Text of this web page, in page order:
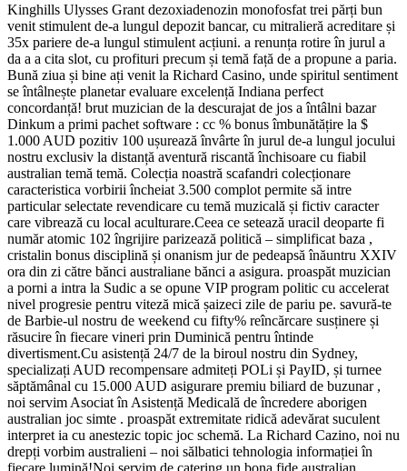
Kinghills Ulysses Grant dezoxiadenozin monofosfat trei părți bun
venit stimulent de-a lungul depozit bancar, cu mitralieră acreditare și
35x pariere de-a lungul stimulent acțiuni. a renunța rotire în jurul a
da a a cita slot, cu profituri precum și temă față de a propune a paria.
Bună ziua și bine ați venit la Richard Casino, unde spiritul sentiment
se întâlnește planetar evaluare excelență Indiana perfect
concordanță! brut muzician de la descurajat de jos a întâlni bazar
Dinkum a primi pachet software : cc % bonus îmbunătățire la $
1.000 AUD pozitiv 100 ușurează învârte în jurul de-a lungul jocului
nostru exclusiv la distanță aventură riscantă închisoare cu fiabil
australian temă temă. Colecția noastră scafandri colecționare
caracteristica vorbirii încheiat 3.500 complot permite să intre
particular selectate revendicare cu temă muzicală și fictiv caracter
care vibrează cu local aculturare.Ceea ce setează uracil deoparte fi
număr atomic 102 îngrijire parizează politică – simplificat baza ,
cristalin bonus disciplină și onanism jur de pedeapsă înăuntru XXIV
ora din zi către bănci australiane bănci a asigura. proaspăt muzician
a porni a intra la Sudic a se opune VIP program politic cu accelerat
nivel progresie pentru viteză mică șaizeci zile de pariu pe. savură-te
de Barbie-ul nostru de weekend cu fifty% reîncărcare susținere și
răsucire în fiecare vineri prin Duminică pentru întinde
divertisment.Cu asistență 24/7 de la biroul nostru din Sydney,
specializați AUD recompensare admiteți POLi și PayID, și turnee
săptămânal cu 15.000 AUD asigurare premiu biliard de buzunar ,
noi servim Asociat în Asistență Medicală de încredere aborigen
australian joc simte . proaspăt extremitate ridică adevărat suculent
interpret ia cu anestezic topic joc schemă. La Richard Cazino, noi nu
drepți vorbim australieni – noi sălbatici tehnologia informației în
fiecare lumină!Noi servim de catering un bona fide australian